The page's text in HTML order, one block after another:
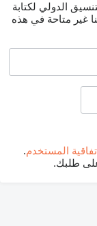
الدولي لكتابة
غير متاحة في هذه
المستخدم.
طلبك.